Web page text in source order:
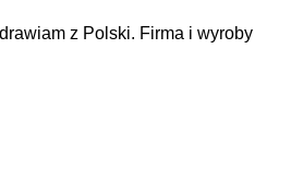
z Polski. Firma i wyroby